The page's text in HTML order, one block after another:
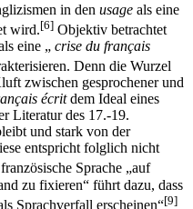
in den usage als eine
wird.[6] Objektiv betrachtet
eine „ crise du français
Denn die Wurzel
zwischen gesprochener und
écritdem Ideal eines
Literatur des 17.-19.
und stark von der
entspricht folglich nicht
Sprache „auf
zu fixieren“ führt dazu, dass
Sprachverfall erscheinen“[9]